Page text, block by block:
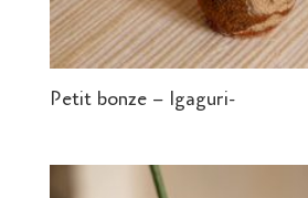
Petit bonze – Igaguri-